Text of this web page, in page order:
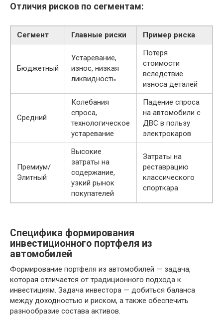
Отличия рисков по сегментам:
Сегмент Главные риски Пример риска
Бюджетный
Устаревание,
износ, низкая
ликвидность
Потеря
стоимости
вследствие
износа деталей
Средний
Колебания
спроса,
технологическое
устаревание
Падение спроса
на автомобили с
ДВС в пользу
электрокаров
Премиум/
Элитный
Высокие
затраты на
содержание,
узкий рынок
покупателей
Затраты на
реставрацию
классического
спорткара
Специфика формирования
инвестиционного портфеля из
автомобилей
Формирование портфеля из автомобилей — задача,
которая отличается от традиционного подхода к
инвестициям. Задача инвестора — добиться баланса
между доходностью и риском, а также обеспечить
разнообразие состава активов.